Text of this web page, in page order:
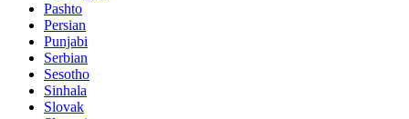
Pashto
Persian
Punjabi
Serbian
Sesotho
Sinhala
Slovak